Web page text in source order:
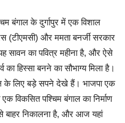
बंगाल के दुर्गापुर में एक विशाल
और ममता बनर्जी सरकार
सावन का पवित्र महीना है, और ऐसे
हिस्सा बनने का सौभाग्य मिला है।
के लिए बड़े सपने देखे हैं। भाजपा एक
विकसित पश्चिम बंगाल का निर्माण
बाहर निकालना है, और आज यहां